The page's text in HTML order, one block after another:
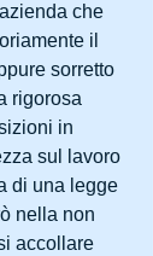
che
il
sorretto
rigorosa
in
sul lavoro
di una legge
nella non
accollare